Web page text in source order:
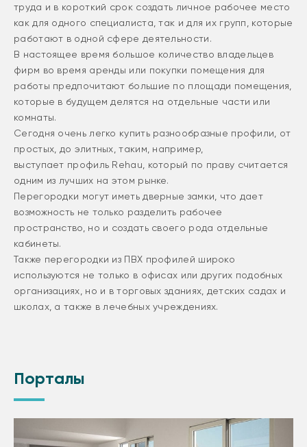
труда и в короткий срок создать личное рабочее место
как для одного специалиста, так и для их групп, которые
работают в одной сфере деятельности.
В настоящее время большое количество владельцев
фирм во время аренды или покупки помещения для
работы предпочитают большие по площади помещения,
которые в будущем делятся на отдельные части или
комнаты.
Сегодня очень легко купить разнообразные профили, от
простых, до элитных, таким, например,
выступает профиль Rehau, который по праву считается
одним из лучших на этом рынке.
Перегородки могут иметь дверные замки, что дает
возможность не только разделить рабочее
пространство, но и создать своего рода отдельные
кабинеты.
Также перегородки из ПВХ профилей широко
используются не только в офисах или других подобных
организациях, но и в торговых зданиях, детских садах и
школах, а также в лечебных учреждениях.
Порталы